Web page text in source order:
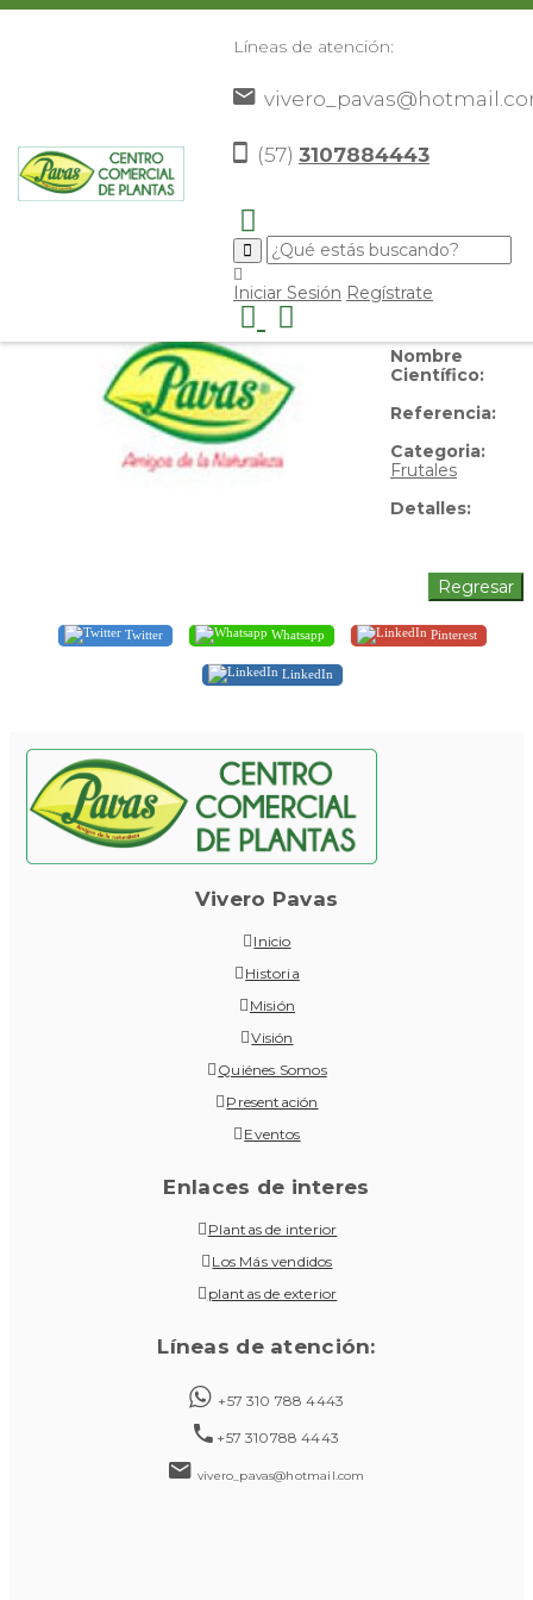
Líneas de atención:
(57) 3107884443
Iniciar Sesión Regístrate
Limón Pajarito
Común:
Nombre
Científico:
Referencia:
Categoria:
Frutales
Detalles:
Twitter Whatsapp Pinterest
LinkedIn
Vivero Pavas
Inicio
Historia
Misión
Visión
Quiénes Somos
Presentación
Eventos
Enlaces de interes
Plantas de interior
Los Más vendidos
plantas de exterior
Líneas de atención:
+57 310 788 4443
+57 310788 4443
vivero_pavas@hotmail.com